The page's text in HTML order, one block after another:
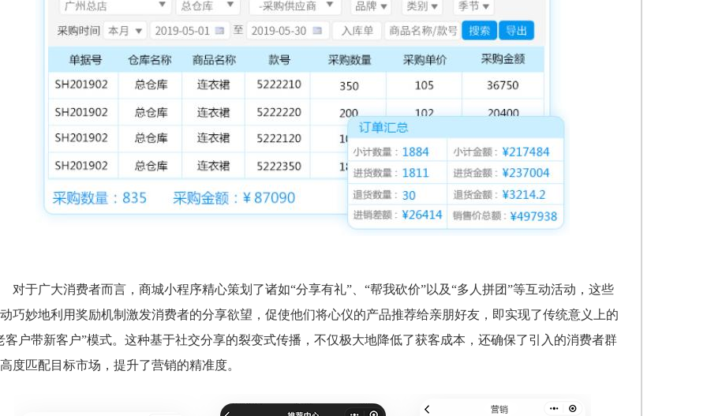
对于广大消费者而言，商城小程序精心策划了诸如“分享有礼”、“帮我砍价”以及“多人拼团”等互动活动，这些
巧妙地利用奖励机制激发消费者的分享欲望，促使他们将心仪的产品推荐给亲朋好友，即实现了传统意义上的
客户带新客户”模式。这种基于社交分享的裂变式传播，不仅极大地降低了获客成本，还确保了引入的消费者群
度匹配目标市场，提升了营销的精准度。